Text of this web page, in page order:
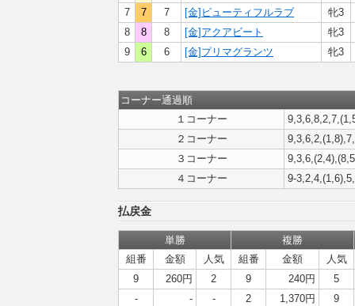
7
7 7 [金]ビューティフルラブ
牝3
8
8 8 [金]アクアビート
牝3
9
6 6 [金]プリマグランツ 牝3
コーナー通過順
１コーナー
２コーナー
３コーナー
４コーナー
9-
払戻金
単勝
複勝
組番
金額 人気 組番 金額
人気
9
260円 2 9 240円
5
-
- - 2 1,370円
9